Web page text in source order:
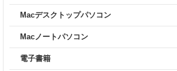
Macデスクトップパソコン
Macノートパソコン
電子書籍